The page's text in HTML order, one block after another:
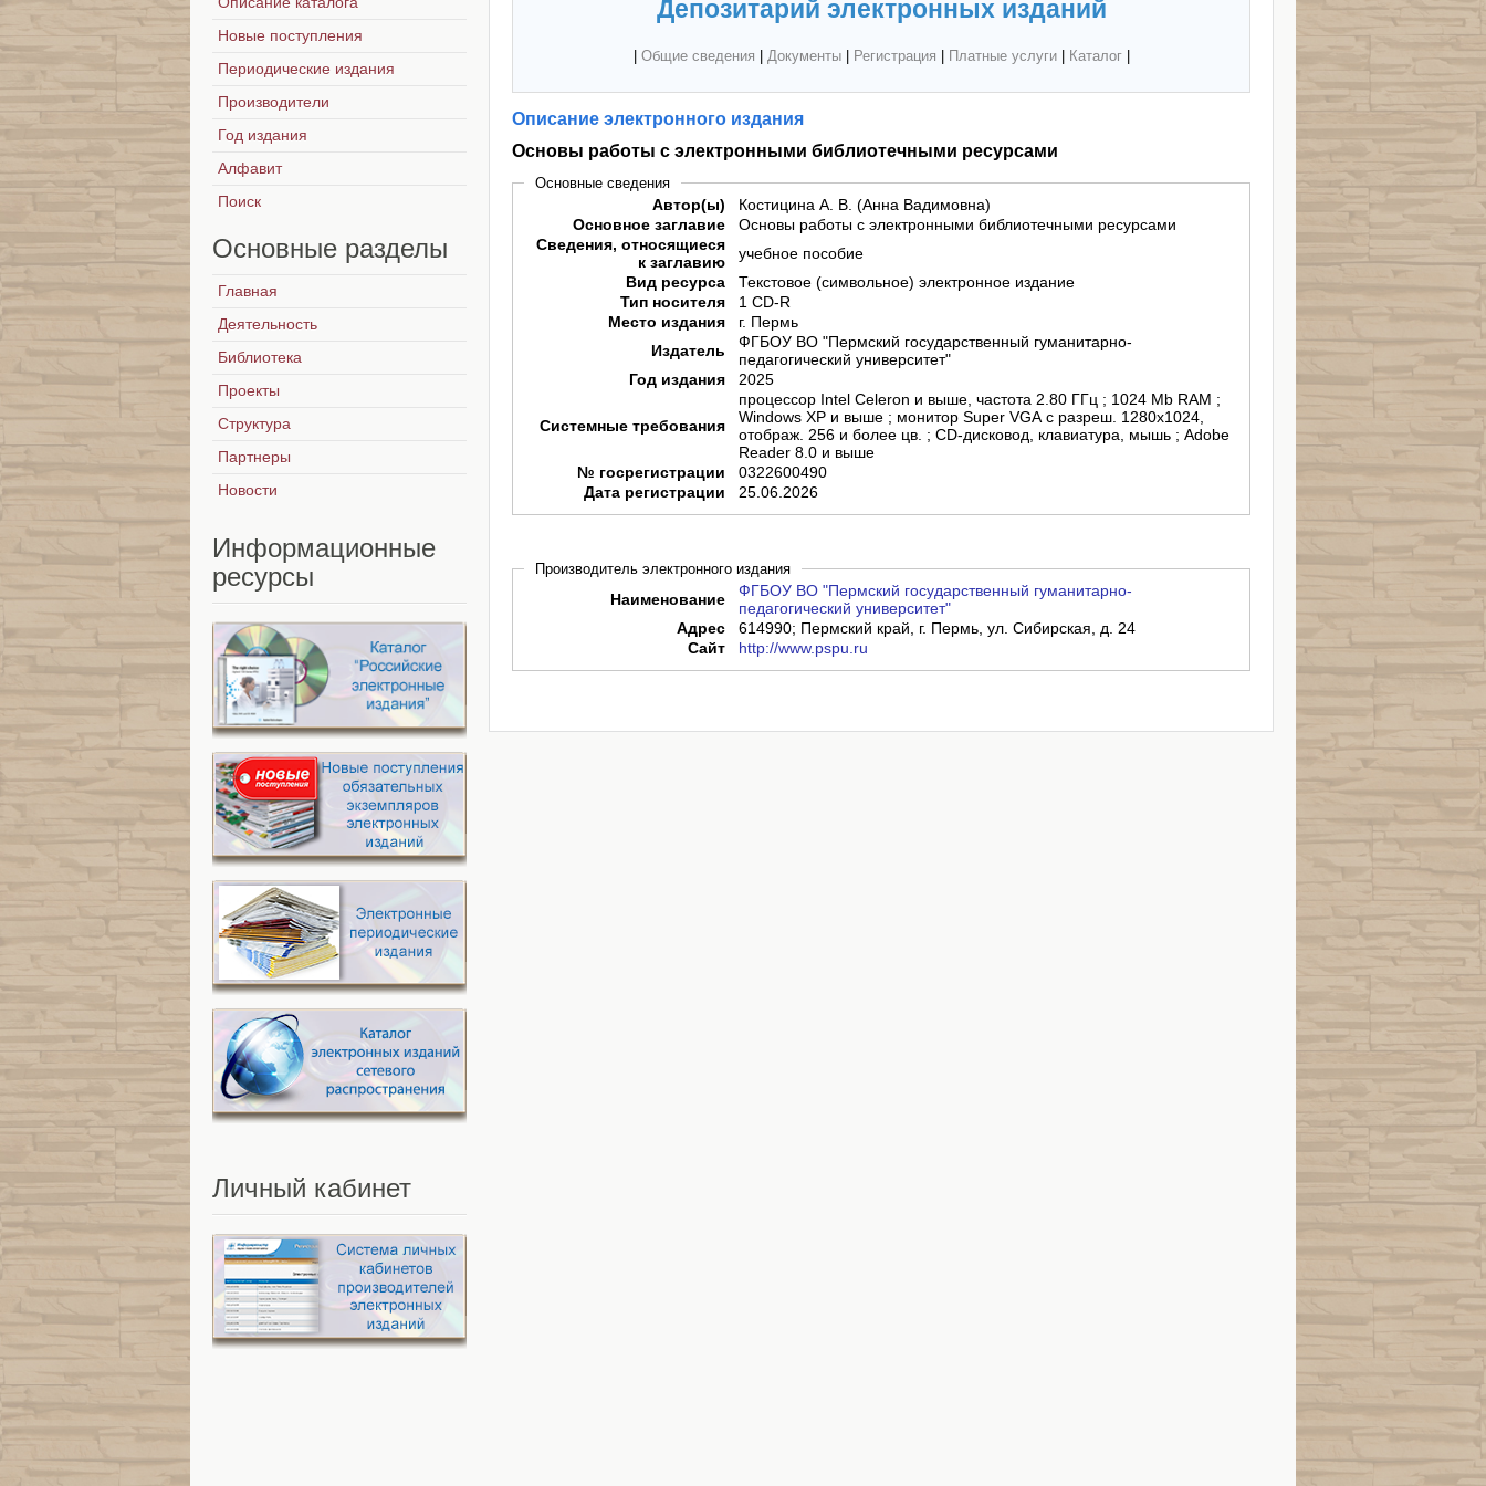
Депозитарий электронных изданий
Общие сведения Документы| Регистрация Платные услуги| Каталог|
Описание электронного издания
Основы работы с электронными библиотечными ресурсами
Основные сведения
Автор(ы)
Костицина А. В. (Анна Вадимовна)
Основное заглавие
Основы работы с электронными библиотечными ресурсами
Сведения, относящиеся
к заглавию
учебное пособие
Вид ресурса
Текстовое (символьное) электронное издание
Тип носителя
1 CD-R
Место издания
г. Пермь
Издатель
ФГБОУ ВО "Пермский государственный гуманитарно-
педагогический университет"
Год издания
2025
Системные требования
процессор Intel Celeron и выше, частота 2.80 ГГц ; 1024 Mb RAM ;
Windows XP и выше ; монитор Super VGA с разреш. 1280х1024,
отображ. 256 и более цв. ; CD-дисковод, клавиатура, мышь ; Adobe
Reader 8.0 и выше
№ госрегистрации
0322600490
Дата регистрации
25.06.2026
Производитель электронного издания
Наименование
ФГБОУ ВО "Пермский государственный гуманитарно-
педагогический университет"
Адрес
614990; Пермский край, г. Пермь, ул. Сибирская, д. 24
Сайт
http://www.pspu.ru
Новые поступления
Периодические издания
Производители
Год издания
Алфавит
Поиск
Основные разделы
Главная
Деятельность
Библиотека
Проекты
Структура
Партнеры
Новости
Информационные
ресурсы
Личный кабинет